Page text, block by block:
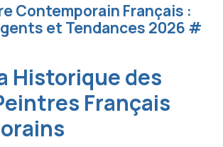
Contemporain Français :
et Tendances 2026 #
Historique des
Français